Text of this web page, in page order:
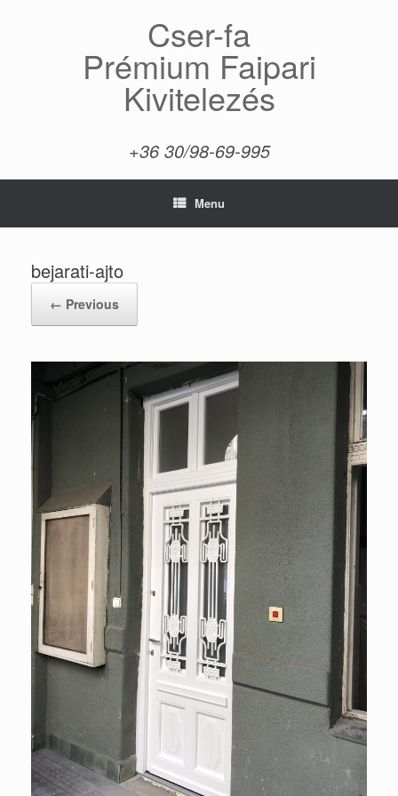
Cser-fa
Prémium Faipari
Kivitelezés
+36 30/98-69-995
Menu
bejarati-ajto
← Previous